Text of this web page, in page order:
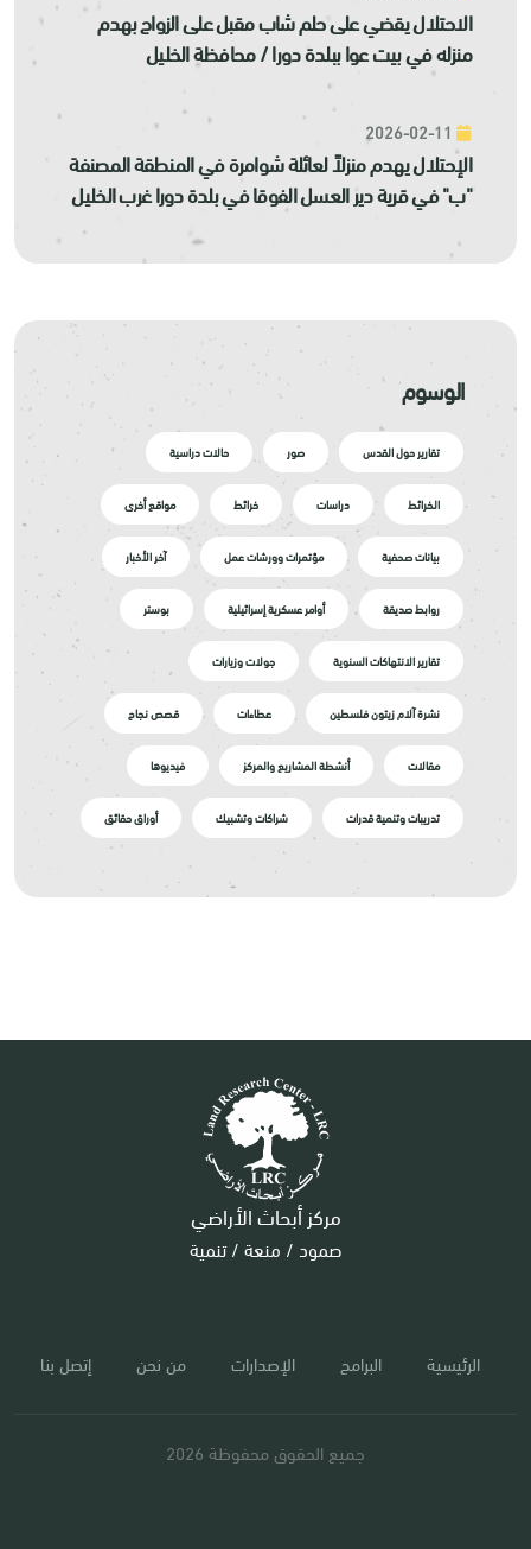
الاحتلال يقضي على حلم شاب مقبل على الزواج بهدم
منزله في بيت عوا ببلدة دورا / محافظة الخليل
الإحتلال يهدم منزلاً لعائلة شوامرة في المنطقة المصنفة
"ب" في قرية دير العسل الفوقا في بلدة دورا غرب الخليل
الوسوم
تقارير حول القدس صور حالات دراسية
الخرائط دراسات خرائط مواقع أخرى
بيانات صحفية مؤتمرات وورشات عمل آخر الأخبار
روابط صديقة أوامر عسكرية إسرائيلية بوستر
تقارير الانتهاكات السنوية جولات وزيارات
نشرة آلام زيتون فلسطين عطاءات قصص نجاح
مقالات أنشطة المشاريع والمركز فيديوها
تدريبات وتنمية قدرات شراكات وتشبيك أوراق حقائق
مركز أبحاث الأراضي
صمود / منعة / تنمية
الرئيسية البرامج الإصدارات من نحن إتصل بنا
جميع الحقوق محفوظة 2026